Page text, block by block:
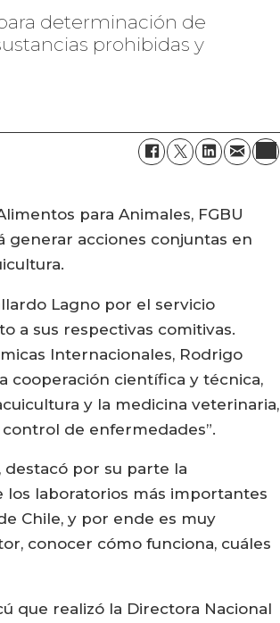
determinación de
prohibidas y
para Animales, FGBU
generar acciones conjuntas en
Lagno por el servicio
a sus respectivas comitivas.
Internacionales, Rodrigo
cooperación científica y técnica,
y la medicina veterinaria,
de enfermedades”.
destacó por su parte la
los laboratorios más importantes
Chile, y por ende es muy
conocer cómo funciona, cuáles
que realizó la Directora Nacional